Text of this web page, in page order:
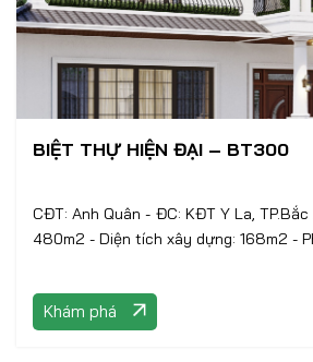
BIỆT THỰ HIỆN ĐẠI – BT300
CĐT: Anh Quân - ĐC: KĐT Y La,
480m2 - Diện tích xây dựng: 168m2 -
Khám phá